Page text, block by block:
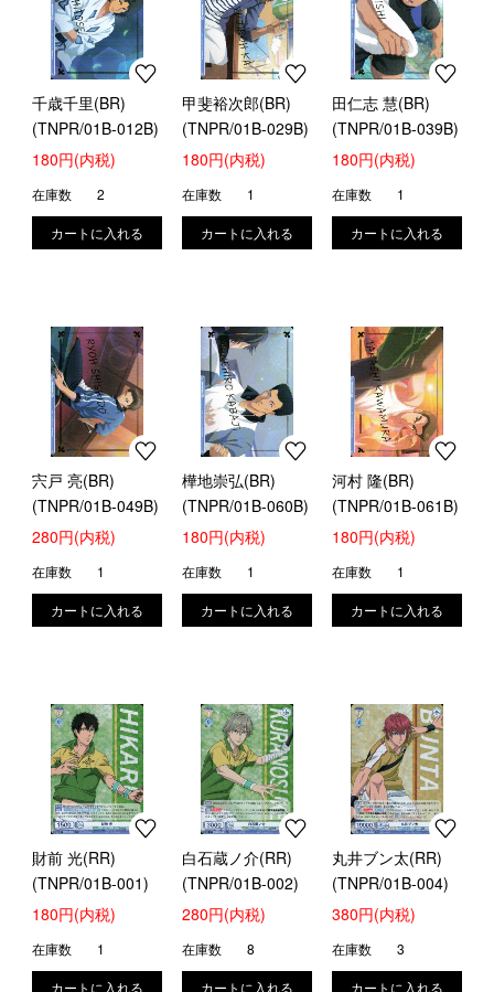
千歳千里(BR)
(TNPR/01B-012B)
180円(内税)
在庫数 2
甲斐裕次郎(BR)
(TNPR/01B-029B)
180円(内税)
在庫数 1
田仁志 慧(BR)
(TNPR/01B-039B)
180円(内税)
在庫数 1
宍戸 亮(BR)
(TNPR/01B-049B)
280円(内税)
在庫数 1
樺地崇弘(BR)
(TNPR/01B-060B)
180円(内税)
在庫数 1
河村 隆(BR)
(TNPR/01B-061B)
180円(内税)
在庫数 1
財前 光(RR)
(TNPR/01B-001)
180円(内税)
在庫数 1
白石蔵ノ介(RR)
(TNPR/01B-002)
280円(内税)
在庫数 8
丸井ブン太(RR)
(TNPR/01B-004)
380円(内税)
在庫数 3